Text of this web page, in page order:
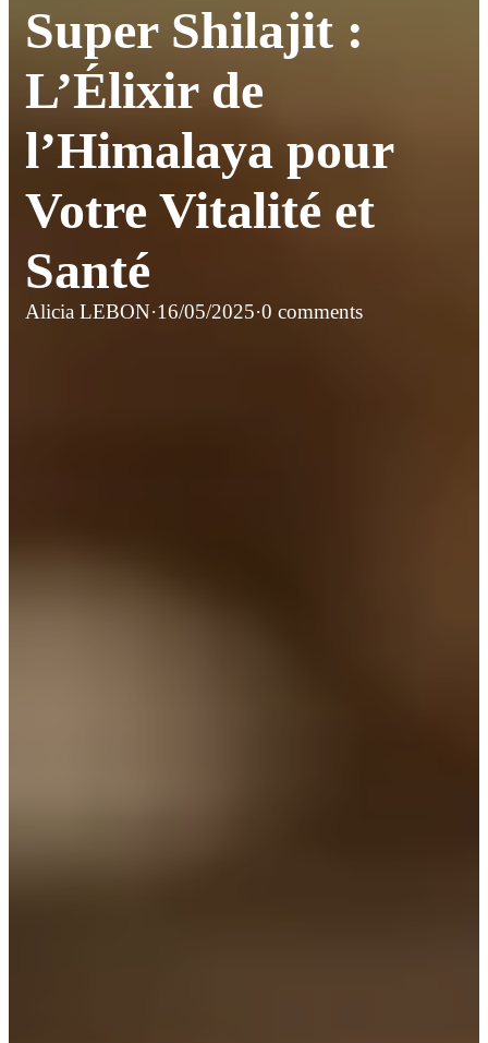
Super Shilajit :
L’Élixir de
l’Himalaya pour
Votre Vitalité et
Santé
Alicia LEBON·16/05/2025·0 comments